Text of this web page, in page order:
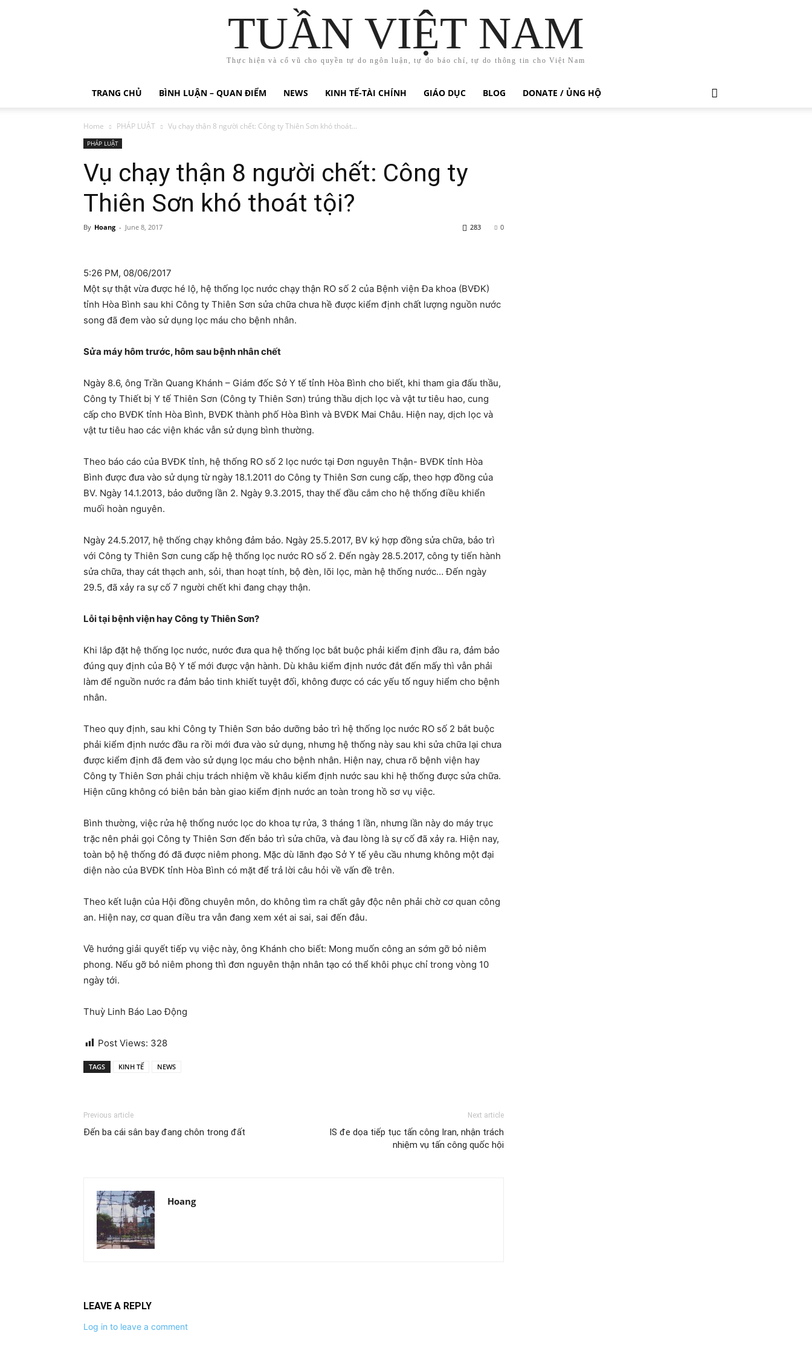
TUẦN VIỆT NAM
Thực hiện và cổ vũ cho quyền tự do ngôn luận, tự do báo chí, tự do thông tin cho Việt Nam
TRANG CHỦ BÌNH LUẬN – QUAN ĐIỂM NEWS KINH TẾ-TÀI CHÍNH GIÁO DỤC BLOG DONATE / ỦNG HỘ
Home PHÁP LUẬT Vụ chạy thận 8 người chết: Công ty Thiên Sơn khó thoát...
PHÁP LUẬT
Vụ chạy thận 8 người chết: Công ty
Thiên Sơn khó thoát tội?
By Hoang - June 8, 2017 0
283
5:26 PM, 08/06/2017
Một sự thật vừa được hé lộ, hệ thống lọc nước chạy thận RO số 2 của Bệnh viện Đa khoa (BVĐK)
tỉnh Hòa Bình sau khi Công ty Thiên Sơn sửa chữa chưa hề được kiểm định chất lượng nguồn nước
song đã đem vào sử dụng lọc máu cho bệnh nhân.
Sửa máy hôm trước, hôm sau bệnh nhân chết
Ngày 8.6, ông Trần Quang Khánh – Giám đốc Sở Y tế tỉnh Hòa Bình cho biết, khi tham gia đấu thầu,
Công ty Thiết bị Y tế Thiên Sơn (Công ty Thiên Sơn) trúng thầu dịch lọc và vật tư tiêu hao, cung
cấp cho BVĐK tỉnh Hòa Bình, BVĐK thành phố Hòa Bình và BVĐK Mai Châu. Hiện nay, dịch lọc và
vật tư tiêu hao các viện khác vẫn sử dụng bình thường.
Theo báo cáo của BVĐK tỉnh, hệ thống RO số 2 lọc nước tại Đơn nguyên Thận- BVĐK tỉnh Hòa
Bình được đưa vào sử dụng từ ngày 18.1.2011 do Công ty Thiên Sơn cung cấp, theo hợp đồng của
BV. Ngày 14.1.2013, bảo dưỡng lần 2. Ngày 9.3.2015, thay thế đầu cắm cho hệ thống điều khiển
muối hoàn nguyên.
Ngày 24.5.2017, hệ thống chạy không đảm bảo. Ngày 25.5.2017, BV ký hợp đồng sửa chữa, bảo trì
với Công ty Thiên Sơn cung cấp hệ thống lọc nước RO số 2. Đến ngày 28.5.2017, công ty tiến hành
sửa chữa, thay cát thạch anh, sỏi, than hoạt tính, bộ đèn, lõi lọc, màn hệ thống nước… Đến ngày
29.5, đã xảy ra sự cố 7 người chết khi đang chạy thận.
Lỗi tại bệnh viện hay Công ty Thiên Sơn?
Khi lắp đặt hệ thống lọc nước, nước đưa qua hệ thống lọc bắt buộc phải kiểm định đầu ra, đảm bảo
đúng quy định của Bộ Y tế mới được vận hành. Dù khâu kiểm định nước đắt đến mấy thì vẫn phải
làm để nguồn nước ra đảm bảo tinh khiết tuyệt đối, không được có các yếu tố nguy hiểm cho bệnh
nhân.
Theo quy định, sau khi Công ty Thiên Sơn bảo dưỡng bảo trì hệ thống lọc nước RO số 2 bắt buộc
phải kiểm định nước đầu ra rồi mới đưa vào sử dụng, nhưng hệ thống này sau khi sửa chữa lại chưa
được kiểm định đã đem vào sử dụng lọc máu cho bệnh nhân. Hiện nay, chưa rõ bệnh viện hay
Công ty Thiên Sơn phải chịu trách nhiệm về khâu kiểm định nước sau khi hệ thống được sửa chữa.
Hiện cũng không có biên bản bàn giao kiểm định nước an toàn trong hồ sơ vụ việc.
Bình thường, việc rửa hệ thống nước lọc do khoa tự rửa, 3 tháng 1 lần, nhưng lần này do máy trục
trặc nên phải gọi Công ty Thiên Sơn đến bảo trì sửa chữa, và đau lòng là sự cố đã xảy ra. Hiện nay,
toàn bộ hệ thống đó đã được niêm phong. Mặc dù lãnh đạo Sở Y tế yêu cầu nhưng không một đại
diện nào của BVĐK tỉnh Hòa Bình có mặt để trả lời câu hỏi về vấn đề trên.
Theo kết luận của Hội đồng chuyên môn, do không tìm ra chất gây độc nên phải chờ cơ quan công
an. Hiện nay, cơ quan điều tra vẫn đang xem xét ai sai, sai đến đâu.
Về hướng giải quyết tiếp vụ việc này, ông Khánh cho biết: Mong muốn công an sớm gỡ bỏ niêm
phong. Nếu gỡ bỏ niêm phong thì đơn nguyên thận nhân tạo có thể khôi phục chỉ trong vòng 10
ngày tới.
Thuỳ Linh Báo Lao Động
Post Views: 328
TAGS KINH TẾ NEWS
Previous article
Đến ba cái sân bay đang chôn trong đất
Next article
IS đe dọa tiếp tục tấn công Iran, nhận trách
nhiệm vụ tấn công quốc hội
Hoang
LEAVE A REPLY
Log in to leave a comment